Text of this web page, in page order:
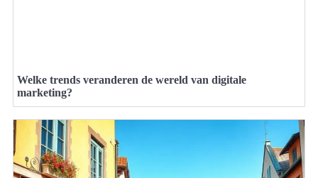
Welke trends veranderen de wereld van digitale
marketing?